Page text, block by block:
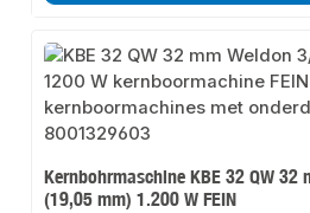
Kernbohrmaschine KBE 32 QW 32
(19,05 mm) 1.200 W FEIN